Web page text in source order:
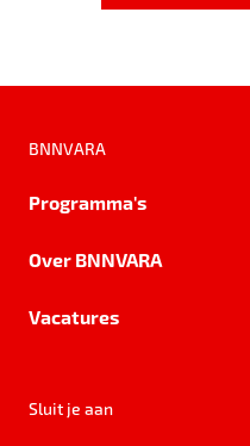
BNNVARA
Programma's
Over BNNVARA
Vacatures
Sluit je aan